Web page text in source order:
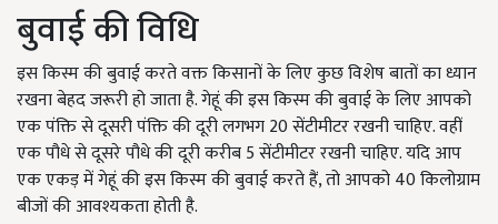
बुवाई की विधि
इस किस्म की बुवाई करते वक्त किसानों के लिए कुछ विशेष बातों का ध्यान
रखना बेहद जरूरी हो जाता है. गेहूं की इस किस्म की बुवाई के लिए आपको
एक पंक्ति से दूसरी पंक्ति की दूरी लगभग 20 सेंटीमीटर रखनी चाहिए. वहीं
एक पौधे से दूसरे पौधे की दूरी करीब 5 सेंटीमीटर रखनी चाहिए. यदि आप
एक एकड़ में गेहूं की इस किस्म की बुवाई करते हैं, तो आपको 40 किलोग्राम
बीजों की आवश्यकता होती है.